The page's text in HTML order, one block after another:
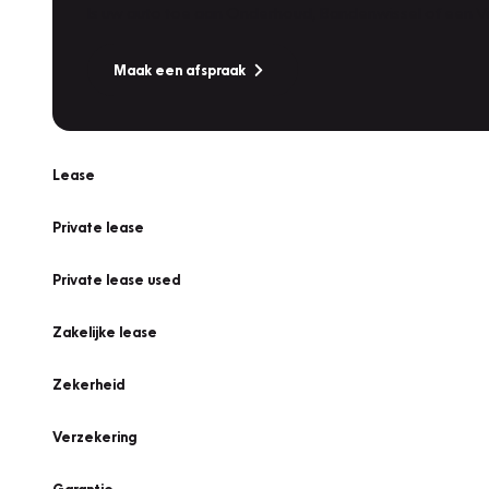
Maak een afspraak
Lease
Private lease
Private lease used
Zakelijke lease
Zekerheid
Verzekering